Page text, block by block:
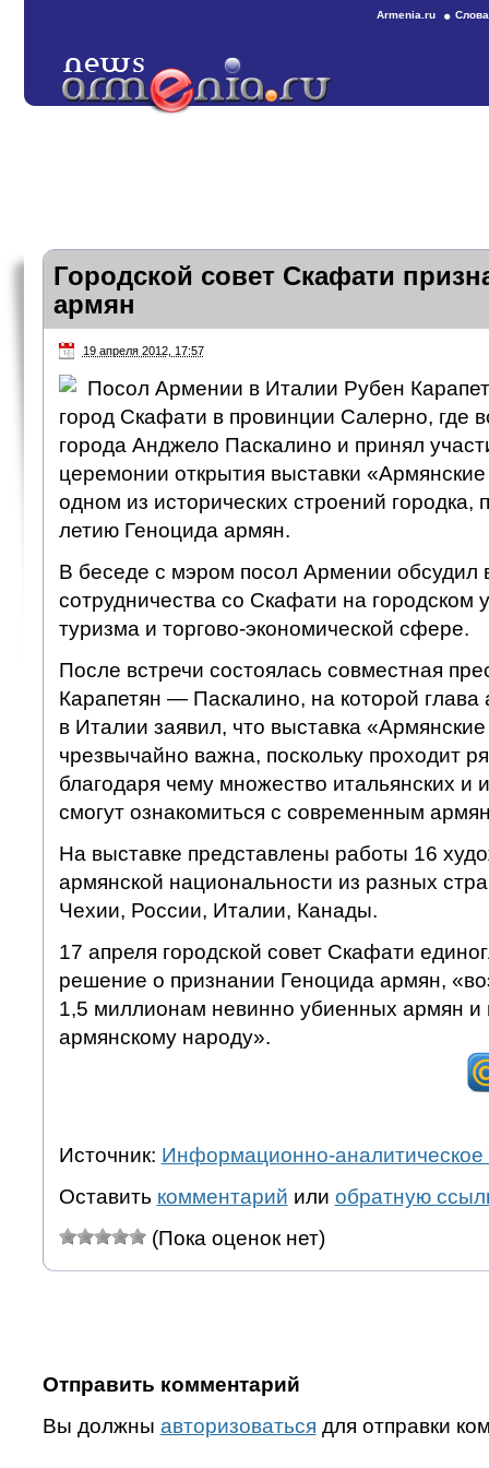
Armenia.ru
Городской совет Скафати
армян
19 апреля 2012, 17:57
Посол Армении в Италии Рубен
город Скафати в провинции Салерно, где
города Анджело Паскалино и принял
церемонии открытия выставки
одном из исторических строений городка,
летию Геноцида армян.
В беседе с мэром посол Армении обсудил
сотрудничества со Скафати на городском
туризма и торгово-экономической сфере.
После встречи состоялась совместная
Карапетян — Паскалино, на которой глава
в Италии заявил, что выставка
чрезвычайно важна, поскольку проходит
благодаря чему множество итальянских и
смогут ознакомиться с современным
На выставке представлены работы 16
армянской национальности из разных
Чехии, России, Италии, Канады.
17 апреля городской совет Скафати
решение о признании Геноцида армян,
1,5 миллионам невинно убиенных армян и
армянскому народу».
Источник: Информационно-аналитическое
Оставить комментарий или обратную
(Пока оценок нет)
Отправить комментарий
Вы должны авторизоваться для отправки